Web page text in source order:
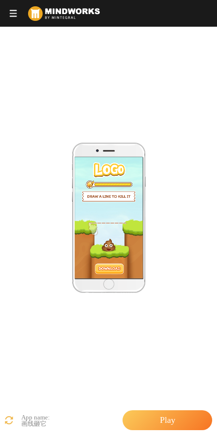
App name:
画线砸它
Play